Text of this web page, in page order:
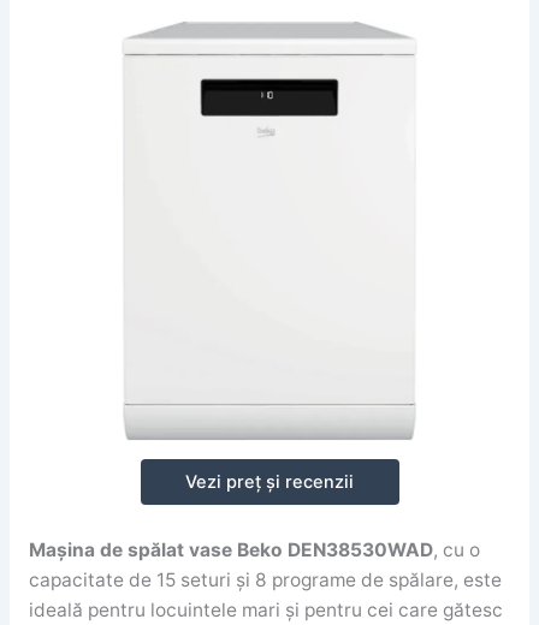
Vezi preț și recenzii
Mașina de spălat vase Beko DEN38530WAD, cu o
capacitate de 15 seturi și 8 programe de spălare, este
ideală pentru locuintele mari și pentru cei care gătesc